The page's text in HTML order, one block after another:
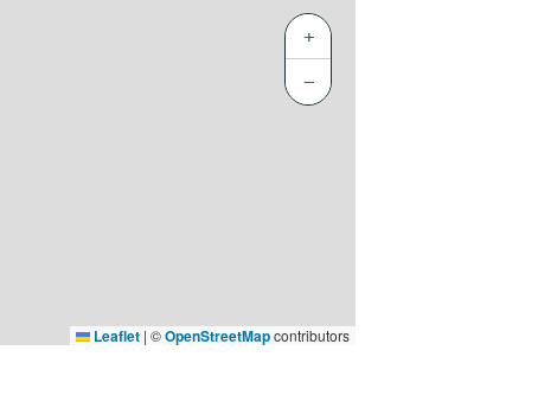
+
−
Leaflet | ©OpenStreetMapcontributors